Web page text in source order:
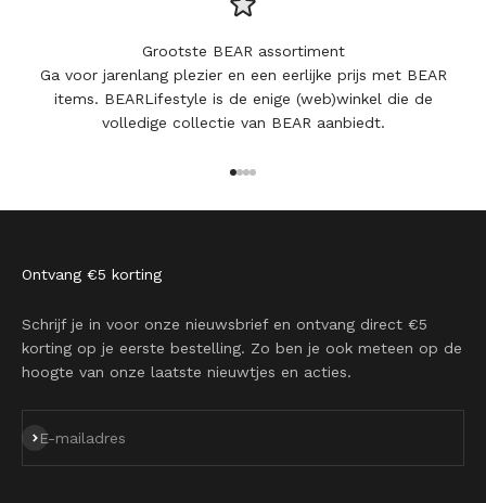
Grootste BEAR assortiment
Ga voor jarenlang plezier en een eerlijke prijs met BEAR
items. BEARLifestyle is de enige (web)winkel die de
volledige collectie van BEAR aanbiedt.
Ontvang €5 korting
Schrijf je in voor onze nieuwsbrief en ontvang direct €5
korting op je eerste bestelling. Zo ben je ook meteen op de
hoogte van onze laatste nieuwtjes en acties.
E-mailadres
Abonneren